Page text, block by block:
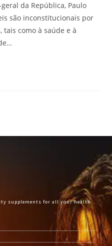
da República, Paulo
são inconstitucionais por
como à saúde e à
supplements for all your health